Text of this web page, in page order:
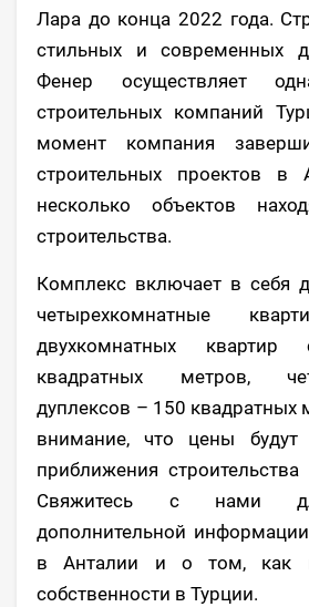
Лара до конца 2022 года.
стильных и современных
Фенер осуществляет
строительных компаний
момент компания
строительных проектов
несколько объектов
строительства.
Комплекс включает в себя
четырехкомнатные
двухкомнатных квартир
квадратных метров,
дуплексов – 150 квадратных
внимание, что цены
приближения
Свяжитесь с нами
дополнительной
в Анталии и о том, как
собственности в Турции.